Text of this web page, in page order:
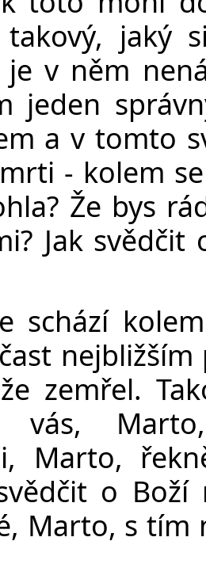
jaký
je v něm
jeden
a v tomto
- kolem
Že bys
Jak
schází
nejbližším
zemřel.
vás,
Marto,
o Boží
Marto, s